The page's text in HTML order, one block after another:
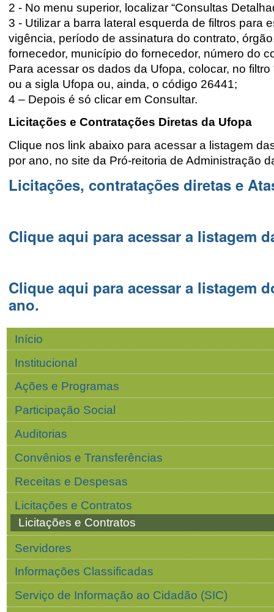
2 - No menu superior, localizar “Consultas
3 - Utilizar a barra lateral esquerda de filtros para
vigência, período de assinatura do contrato,
fornecedor, município do fornecedor, número do
Para acessar os dados da Ufopa, colocar, no
ou a sigla Ufopa ou, ainda, o código 26441;
4 – Depois é só clicar em Consultar.
Licitações e Contratações Diretas da Ufopa
Clique nos link abaixo para acessar a listagem
por ano, no site da Pró-reitoria de Administração
Licitações, contratações diretas e
Clique aqui para acessar a listagem
Clique aqui para acessar a listagem
ano.
Navegação
Início
Institucional
Ações e Programas
Participação Social
Auditorias
Convênios e Transferências
Receitas e Despesas
Licitações e Contratos
Licitações e Contratos
Servidores
Informações Classificadas
Serviço de Informação ao Cidadão (SIC)